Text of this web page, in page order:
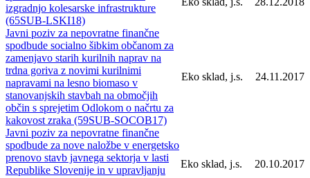
izgradnjo kolesarske infrastrukture
(65SUB-LSKI18)
Javni poziv za nepovratne finančne
spodbude socialno šibkim občanom za
zamenjavo starih kurilnih naprav na
trdna goriva z novimi kurilnimi
napravami na lesno biomaso v
stanovanjskih stavbah na območjih
občin s sprejetim Odlokom o načrtu za
kakovost zraka (59SUB-SOCOB17)
Eko sklad, j.s. 24.11.2017
Javni poziv za nepovratne finančne
spodbude za nove naložbe v energetsko
prenovo stavb javnega sektorja v lasti
Republike Slovenije in v upravljanju
Eko sklad, j.s. 20.10.2017